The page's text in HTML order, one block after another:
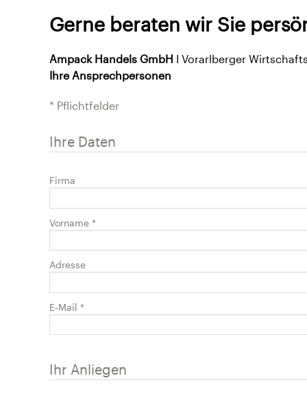
Gerne beraten wir Sie
Ampack Handels GmbH I Vorarlberger
Ihre Ansprechpersonen
* Pflichtfelder
Ihre Daten
Firma
Vorname *
Adresse
E-Mail *
Ihr Anliegen